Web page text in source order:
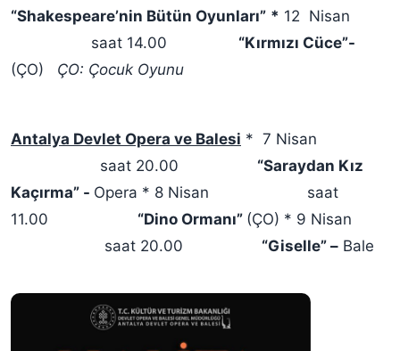
“Shakespeare’nin Bütün Oyunları” * 12 Nisan
saat 14.00 “Kırmızı Cüce”-
(ÇO) ÇO: Çocuk Oyunu
Antalya Devlet Opera ve Balesi * 7 Nisan
saat 20.00
“Saraydan Kız
Kaçırma” - Opera * 8 Nisan saat
11.00 “Dino Ormanı” (ÇO) * 9 Nisan
saat 20.00
“Giselle” – Bale